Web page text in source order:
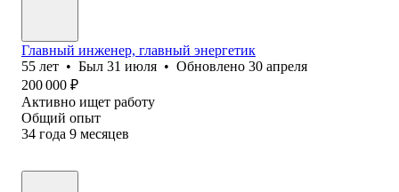
Главный инженер, главный энергетик
55 лет • Был 31 июля • Обновлено 30 апреля
200 000 ₽
Активно ищет работу
Общий опыт
34 года 9 месяцев